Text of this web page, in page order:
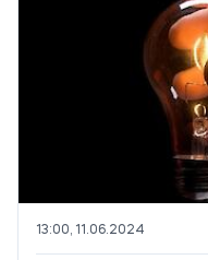
13:00, 11.06.2024